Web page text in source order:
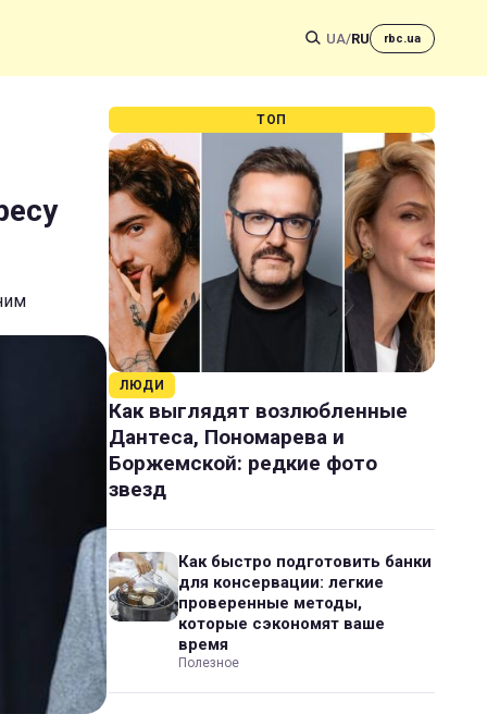
UA/RU rbc.ua
ТОП
ЛЮДИ
Как выглядят возлюбленные
Дантеса, Пономарева и
Боржемской: редкие фото
звезд
Как быстро подготовить банки
для консервации: легкие
проверенные методы,
которые сэкономят ваше
время
Полезное